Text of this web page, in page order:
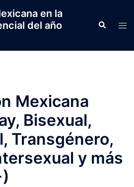
en la
del año
Search
Mexicana
Bisexual,
Transgénero,
y más